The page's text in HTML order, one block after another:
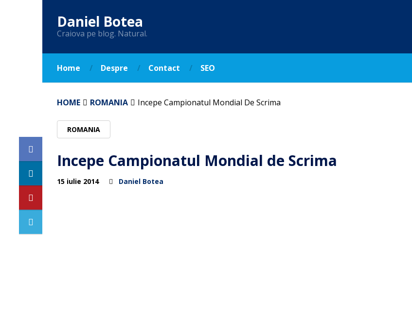
Daniel Botea
Craiova pe blog. Natural.
Home Despre Contact SEO
HOME ROMANIA Incepe Campionatul Mondial De Scrima
ROMANIA
Incepe Campionatul Mondial de Scrima
15 iulie 2014 Daniel Botea